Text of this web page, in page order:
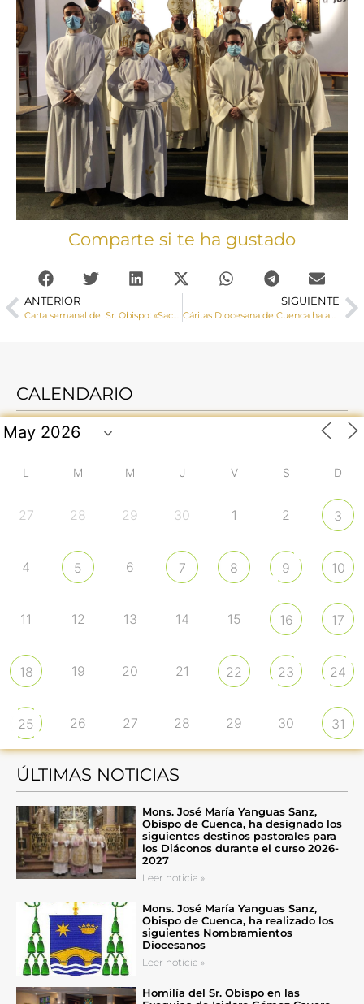
Comparte si te ha gustado
ANTERIOR
Carta semanal del Sr. Obispo: «Sacerdotes»
SIGUIENTE
Cáritas Diocesana de Cuenca ha acompañado a causa de la covid a más de 2.600 hogares
CALENDARIO
L M M J V S D
27 28 29 30 1 2 3
4 5 6 7 8 9 10
11 12 13 14 15 16 17
18 19 20 21 22 23 24
25 26 27 28 29 30 31
ÚLTIMAS NOTICIAS
Mons. José María Yanguas Sanz,
Obispo de Cuenca, ha designado los
siguientes destinos pastorales para
los Diáconos durante el curso 2026-
2027
Leer noticia »
Mons. José María Yanguas Sanz,
Obispo de Cuenca, ha realizado los
siguientes Nombramientos
Diocesanos
Leer noticia »
Homilía del Sr. Obispo en las